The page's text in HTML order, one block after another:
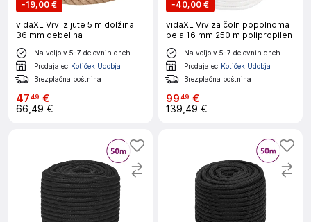
-19,00 €
vidaXL Vrv iz jute 5 m dolžina
36 mm debelina
Na voljo v 5-7 delovnih dneh
Prodajalec Kotiček Udobja
Brezplačna poštnina
4749 €
66,49 €
-40,00 €
vidaXL Vrv za čoln popolnoma
bela 16 mm 250 m polipropilen
Na voljo v 5-7 delovnih dneh
Prodajalec Kotiček Udobja
Brezplačna poštnina
9949 €
139,49 €